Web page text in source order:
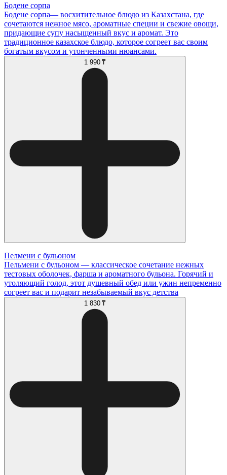
Бодене сорпа
Бодене сорпа— восхитительное блюдо из Казахстана, где
сочетаются нежное мясо, ароматные специи и свежие овощи,
придающие супу насыщенный вкус и аромат. Это
традиционное казахское блюдо, которое согреет вас своим
богатым вкусом и утонченными нюансами.
1 990 ₸
Пелмени с бульоном
Пельмени с бульоном — классическое сочетание нежных
тестовых оболочек, фарша и ароматного бульона. Горячий и
утоляющий голод, этот душевный обед или ужин непременно
согреет вас и подарит незабываемый вкус детства
1 830 ₸